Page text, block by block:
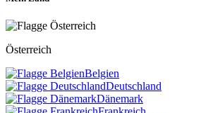
Österreich
Belgien
Deutschland
Dänemark